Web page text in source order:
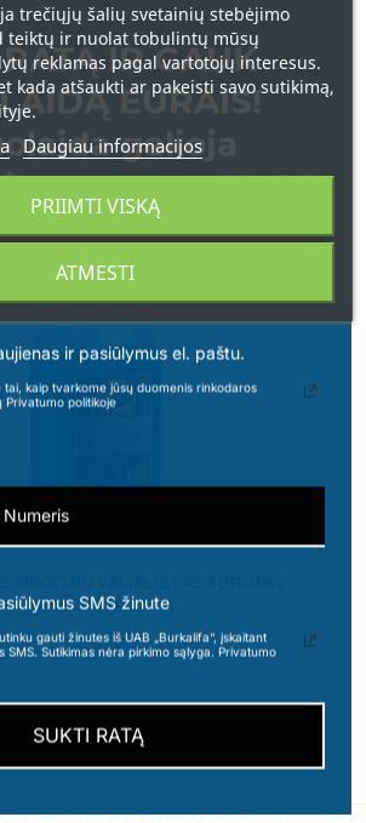
PAVIRŠIŲ VALIKLIS LAS 3 BRUJAS
MULTIUSOS 5 ltr.
39,00 €
LIMPIACRISTALES 5L
35,00 €
trečiųjų šalių svetainių stebėjimo
teiktų ir nuolat tobulintų mūsų
reklamas pagal vartotojų interesus.
kada atšaukti ar pakeisti savo sutikimą,
Daugiau informacijos
ATMESTI
PRIIMTI VISKĄ
IR GAUK
EURAIS!
galioja
nuo 49 € !
ir pasiūlymus el. paštu.
kaip tvarkome jūsų duomenis rinkodaros
Privatumo politikoje
SMS žinute
gauti žinutes iš UAB „Burkalifa“, įskaitant
SMS. Sutikimas nėra pirkimo sąlyga. Privatumo
SUKTI RATĄ